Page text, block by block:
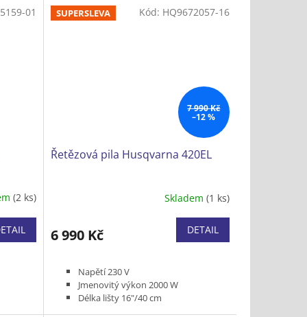
4,3
Hmotnost (bez baterie a řezného
nástroje) 2,9 kg
(2 ks)
01 SUPERSLEVA
7 990 Kč
–12 %
Řetězová pila Husqvarna 420EL
Skladem (1 ks)
6 990 Kč DETAIL
Napětí 230 V
Jmenovitý výkon 2000 W
Délka lišty 16"/40 cm
Kód: HQ9672057-16